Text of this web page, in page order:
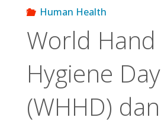
Human Health
World Hand
Hygiene Day
(WHHD) dan